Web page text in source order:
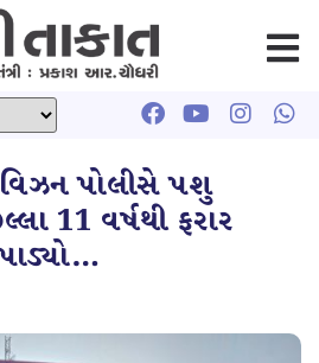
પોલીસે પશુ
11 વર્ષથી ફરાર